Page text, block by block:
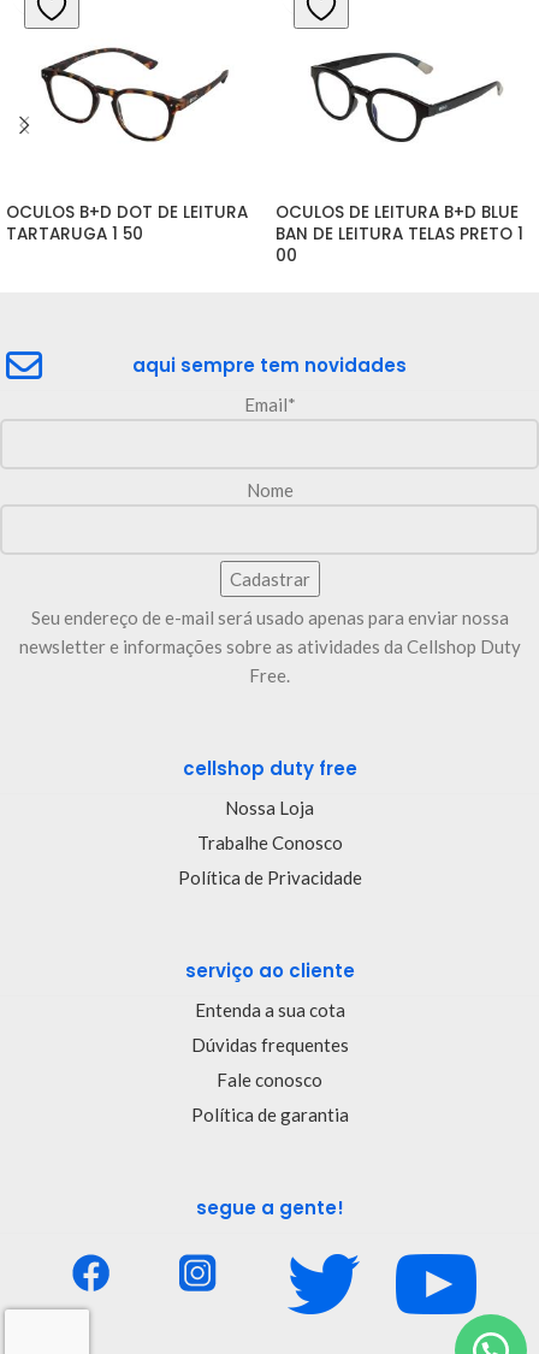
OCULOS B+D DOT DE LEITURA
TARTARUGA 1 50
OCULOS DE LEITURA B+D BLUE
BAN DE LEITURA TELAS PRETO 1
00
aqui sempre tem novidades
Email*
Nome
Seu endereço de e-mail será usado apenas para enviar nossa
newsletter e informações sobre as atividades da Cellshop Duty
Free.
cellshop duty free
Nossa Loja
Trabalhe Conosco
Política de Privacidade
serviço ao cliente
Entenda a sua cota
Dúvidas frequentes
Fale conosco
Política de garantia
segue a gente!